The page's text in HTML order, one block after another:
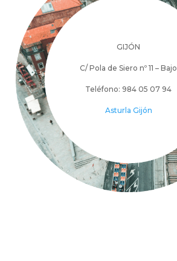
GIJÓN
C/ Pola de Siero nº 11 – Bajo
Teléfono: 984 05 07 94
Asturla Gijón